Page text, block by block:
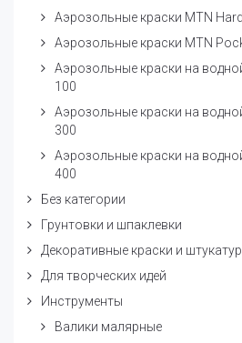
Аэрозольные краски MTN
Аэрозольные краски MTN
Аэрозольные краски на
100
Аэрозольные краски на
300
Аэрозольные краски на
400
Без категории
Грунтовки и шпаклевки
Декоративные краски и
Для творческих идей
Инструменты
Валики малярные